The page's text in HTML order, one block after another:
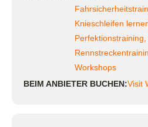
Knieschleifen
Perfektionstraining
Workshops
BEIM ANBIETER BUCHEN:Visit